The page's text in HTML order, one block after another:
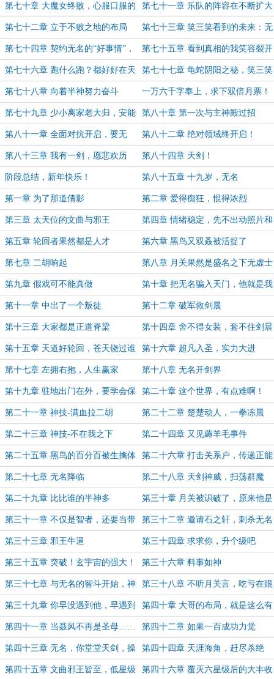
重担！ 即天意
第七十章 大魔女终败，心服口服的
一战
第七十一章 乐队的阵容在不断扩大
第七十二章 立于不败之地的布局 第七十三章 笑三笑看到的未来：无
名被契约
第七十四章 契约无名的“好事情”，
怎么只让一个人上当呢？
第七十五章 看到真相的我笑容裂开
来
第七十六章 跑什么跑？都好好在天
门基地加班！
第七十七章 龟蛇阴阳之秘，笑三笑
不能有儿子
第七十八章 向着半神努力奋斗 一万六千字奉上，求下双倍月票！
第七十九章 少小离家老大归，安能
辨我是雄雌
第八十章 第一次与主神殿过招
第八十一章 全面对抗开启，要无
名，还是要功勋？
第八十二章 绝对领域终开启！
第八十三章 我有一剑，愿悲欢历
尽，照亮所有向往，盼千帆过后，听
见前路回响
第八十四章 天剑！
阶段总结，新年快乐！ 第八十五章 十九岁，无名
第一章 为了那道倩影 第二章 爱得痴狂，恨得浓烈
第三章 太天位的文曲与邪王 第四章 情绪稳定，先不出动照片和
视频
第五章 轮回者果然都是人才 第六章 黑鸟又双叒被活捉了
第七章 二胡响起 第八章 月关果然是盛名之下无虚士
第九章 假戏可不能真做 第十章 把无名骗入天门，他就是我
们的人了
第十一章 中出了一个叛徒 第十二章 破军救剑晨
第十三章 大家都是正道脊梁 第十四章 舍不得女装，套不住剑晨
第十五章 天道好轮回，苍天饶过谁 第十六章 超凡入圣，实力大进
第十七章 左拥右抱，人生赢家 第十八章 无名开剑界
第十九章 驻地出门在外，要学会保
护好自己
第二十章 这个世界，有点难啊！
第二十一章 神技-满血拉二胡 第二十二章 楚楚动人，一拳冻晨
第二十三章 神技-不在我之下 第二十四章 又见薅羊毛事件
第二十五章 黑鸟的百分百被生擒体
质
第二十六章 打击关系户，传递正能
量，从月关做起
第二十七章 无名降临 第二十八章 天剑神威，扫荡群魔
第二十九章 比比谁的半神多 第三十章 月关被识破了，原来他是
智者
第三十一章 不仅是智者，还要当带
头大哥？
第三十二章 邀请石之轩，刺杀无名
第三十三章 邪王牛逼 第三十四章 求求你，升个级吧
第三十五章 突破！玄宇宙的强大！ 第三十六章 料事如神
第三十七章 与无名的智斗开始，神
裔需要一位大哥
第三十八章 不听月关言，吃亏在眼
前（除夕快乐！）
第三十九章 你早没遇到他，早遇到
他早就变小弟了（新年大吉！）
第四十章 大哥的布局，就是这么有
理有据且刺激（新年快乐！）
第四十一章 当聂风不再是圣母…… 第四十二章 如果一百成功力觉
醒……
第四十三章 无名，你堂堂天剑，操
作为什么这么骚？
第四十四章 天涯海角，赶尽杀绝
第四十五章 文曲邪王皆至，低星级 第四十六章 覆灭六星级后的大丰收